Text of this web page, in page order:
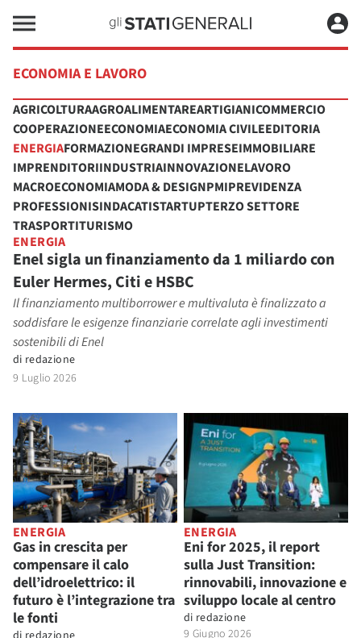
ECONOMIA E LAVORO
AGRICOLTURAAGROALIMENTAREARTIGIANICOMMERCIO
COOPERAZIONEECONOMIAECONOMIA CIVILEEDITORIA
ENERGIAFORMAZIONEGRANDI IMPRESEIMMOBILIARE
IMPRENDITORIINDUSTRIAINNOVAZIONELAVORO
MACROECONOMIAMODA & DESIGNPMIPREVIDENZA
PROFESSIONISINDACATISTARTUPTERZO SETTORE
TRASPORTITURISMO
ENERGIA
Enel sigla un finanziamento da 1 miliardo con
Euler Hermes, Citi e HSBC
Il finanziamento multiborrower e multivaluta è finalizzato a
soddisfare le esigenze finanziarie correlate agli investimenti
sostenibili di Enel
di redazione
9 Luglio 2026
ENERGIA
Gas in crescita per
compensare il calo
dell’idroelettrico: il
futuro è l’integrazione tra
le fonti
ENERGIA
Eni for 2025, il report
sulla Just Transition:
rinnovabili, innovazione e
sviluppo locale al centro
di redazione
9 Giugno 2026